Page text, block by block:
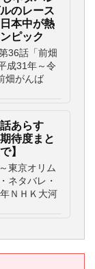
のレース
本中が熱
ピック
36話「前畑
成31年～令
畑がんば
あらす
待度まと
】
東京オリム
ネタバレ・
ＮＨＫ大河